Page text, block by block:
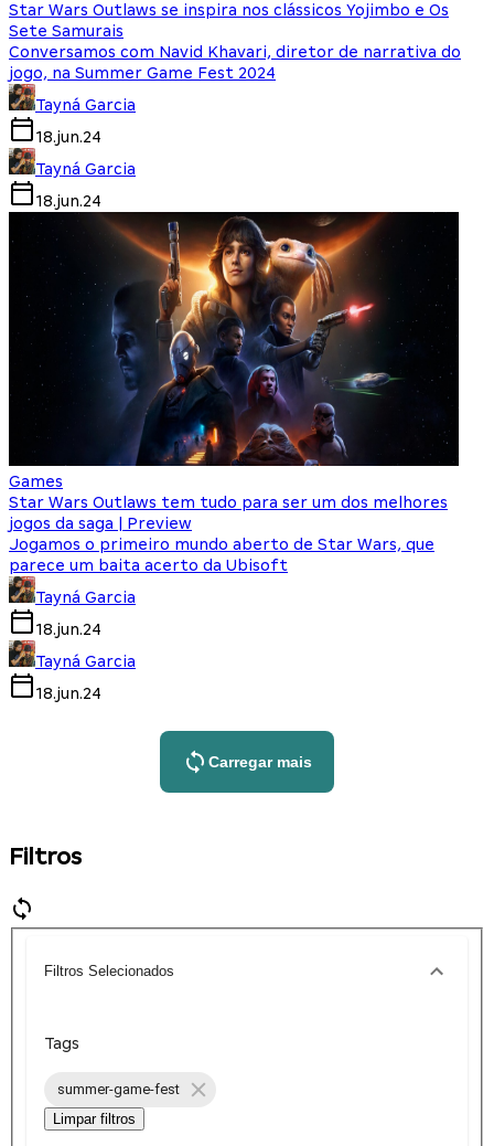
Star Wars Outlaws se inspira nos clássicos Yojimbo e Os
Sete Samurais
Conversamos com Navid Khavari, diretor de narrativa do
jogo, na Summer Game Fest 2024
Tayná Garcia
18.jun.24
Tayná Garcia
18.jun.24
Games
Star Wars Outlaws tem tudo para ser um dos melhores
jogos da saga | Preview
Jogamos o primeiro mundo aberto de Star Wars, que
parece um baita acerto da Ubisoft
Tayná Garcia
18.jun.24
Tayná Garcia
18.jun.24
Carregar mais
Filtros
Filtros Selecionados
Tags
summer-game-fest
Limpar filtros